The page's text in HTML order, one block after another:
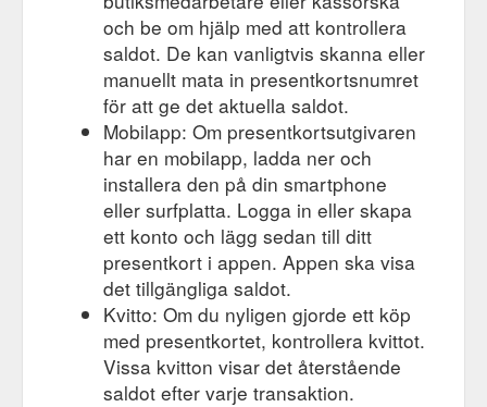
och be om hjälp med att kontrollera
saldot. De kan vanligtvis skanna eller
manuellt mata in presentkortsnumret
för att ge det aktuella saldot.
Mobilapp: Om presentkortsutgivaren
har en mobilapp, ladda ner och
installera den på din smartphone
eller surfplatta. Logga in eller skapa
ett konto och lägg sedan till ditt
presentkort i appen. Appen ska visa
det tillgängliga saldot.
Kvitto: Om du nyligen gjorde ett köp
med presentkortet, kontrollera kvittot.
Vissa kvitton visar det återstående
saldot efter varje transaktion.